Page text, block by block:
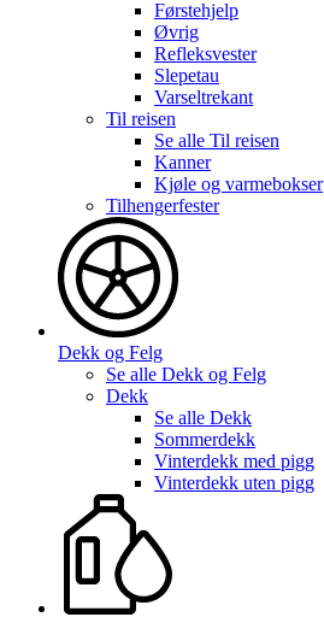
Førstehjelp
Øvrig
Refleksvester
Slepetau
Varseltrekant
Til reisen
Se alle Til reisen
Kanner
Kjøle og varmebokser
Tilhengerfester
Dekk og Felg
Se alle Dekk og Felg
Dekk
Se alle Dekk
Sommerdekk
Vinterdekk med pigg
Vinterdekk uten pigg